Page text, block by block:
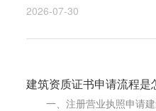
2026-07-30
建筑资质证书申请流程是
一、注册营业执照申请